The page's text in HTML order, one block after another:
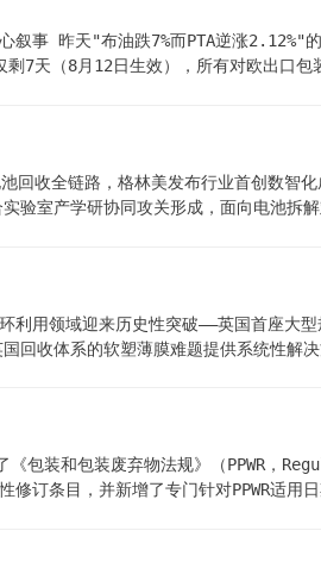
事 昨天"布油跌7%而PTA逆涨2.12%"
7天（8月12日生效），所有对欧出口包
，时空产率较以往报道提升一个数量级
收全链路，格林美发布行业首创数智
验室产学研协同攻关形成，面向电池拆
人工主导”推向“智能自主”新阶段2年产
用领域迎来历史性突破——英国首座大型
回收体系的软塑薄膜难题提供系统性解
大量薄膜只能焚烧或填埋，资源浪费
包装和包装废弃物法规》（PPWR，
订条目，并新增了专门针对PPWR适用
如下： 包装类型 2030目标 接触敏感型